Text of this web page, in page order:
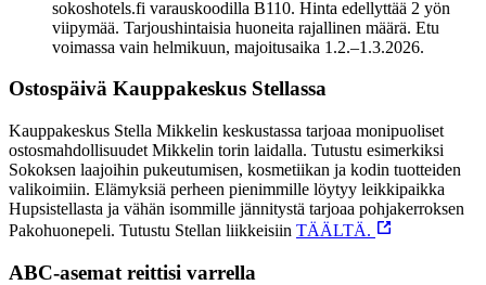
sokoshotels.fi varauskoodilla B110. Hinta edellyttää 2 yön
viipymää. Tarjoushintaisia huoneita rajallinen määrä. Etu
voimassa vain helmikuun, majoitusaika 1.2.–1.3.2026.
Ostospäivä Kauppakeskus Stellassa
Kauppakeskus Stella Mikkelin keskustassa tarjoaa monipuoliset
ostosmahdollisuudet Mikkelin torin laidalla. Tutustu esimerkiksi
Sokoksen laajoihin pukeutumisen, kosmetiikan ja kodin tuotteiden
valikoimiin. Elämyksiä perheen pienimmille löytyy leikkipaikka
Hupsistellasta ja vähän isommille jännitystä tarjoaa pohjakerroksen
Pakohuonepeli. Tutustu Stellan liikkeisiin TÄÄLTÄ.
ABC-asemat reittisi varrella